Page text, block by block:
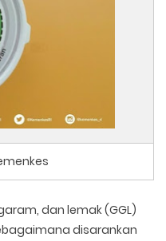
dan lemak (GGL)
disarankan